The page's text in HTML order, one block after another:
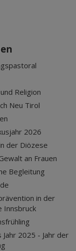
Religion
Neu Tirol
2026
der Diözese
an Frauen
Begleitung
in der
Innsbruck
Jahr 2025 - Jahr der